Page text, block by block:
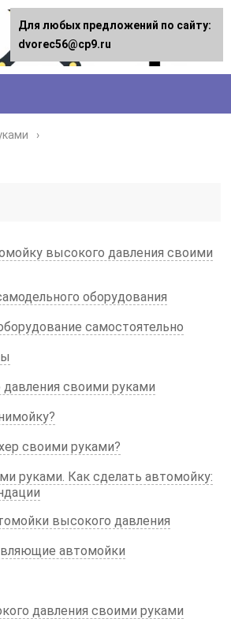
высокого давления своими
оборудования
самостоятельно
своими руками
своими руками?
руками. Как сделать автомойку:
высокого давления
автомойки
давления своими руками
Для любых предложений по сайту:
dvorec56@cp9.ru